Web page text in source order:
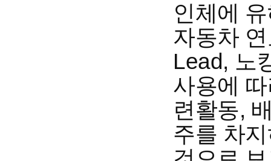
인체에
자동차
Lead, 노
사용에
련활동,
주를 차